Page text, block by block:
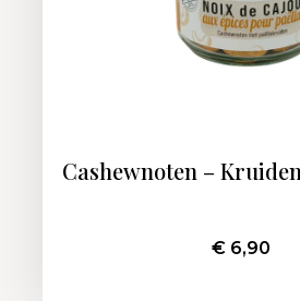
Cashewnoten –
€ 6,90